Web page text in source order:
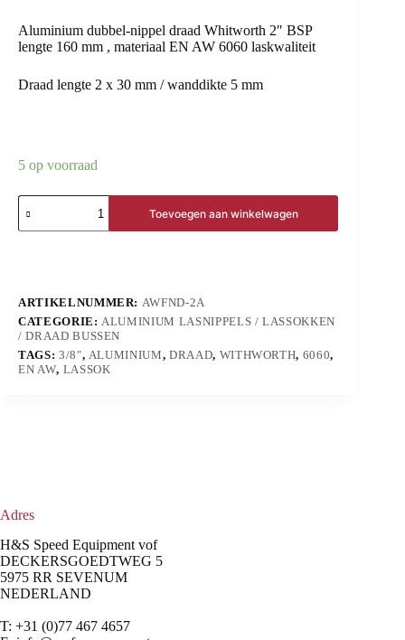
Aluminium dubbel-nippel draad Whitworth 2″ BSP
lengte 160 mm , materiaal EN AW 6060 laskwaliteit
Draad lengte 2 x 30 mm / wanddikte 5 mm
5 op voorraad
Toevoegen aan winkelwagen
ARTIKELNUMMER: AWFND-2A
CATEGORIE:ALUMINIUM LASNIPPELS / LASSOKKEN
/ DRAAD BUSSEN
TAGS: 3/8", ALUMINIUM, DRAAD, WITHWORTH, 6060,
EN AW, LASSOK
Adres
H&S Speed Equipment vof
DECKERSGOEDTWEG 5
5975 RR SEVENUM
NEDERLAND
T: +31 (0)77 467 4657